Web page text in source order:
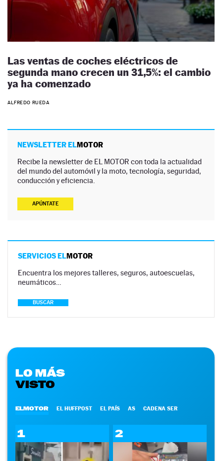
Las ventas de coches eléctricos de
segunda mano crecen un 31,5%: el cambio
ya ha comenzado
ALFREDO RUEDA
NEWSLETTER ELMOTOR
Recibe la newsletter de EL MOTOR con toda la actualidad
del mundo del automóvil y la moto, tecnología, seguridad,
conducción y eficiencia.
APÚNTATE
SERVICIOS ELMOTOR
Encuentra los mejores talleres, seguros, autoescuelas,
neumáticos…
BUSCAR
LO MÁS
VISTO
ELMOTOR EL HUFFPOST EL PAÍS AS CADENA SER
1 2